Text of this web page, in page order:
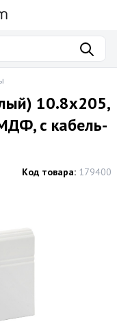
10.8x205,
с кабель-
Код товара: 179400